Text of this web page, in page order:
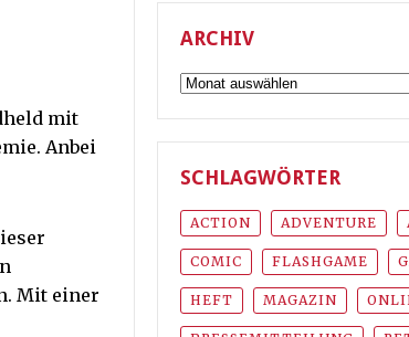
mit
Anbei
Mit einer
ARCHIV
Archiv
SCHLAGWÖRTER
ACTION ADVENTURE
COMIC FLASHGAME
HEFT MAGAZIN